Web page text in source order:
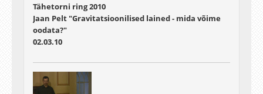
Tähetorni ring 2010
Jaan Pelt "Gravitatsioonilised lained - mida võime
oodata?"
02.03.10